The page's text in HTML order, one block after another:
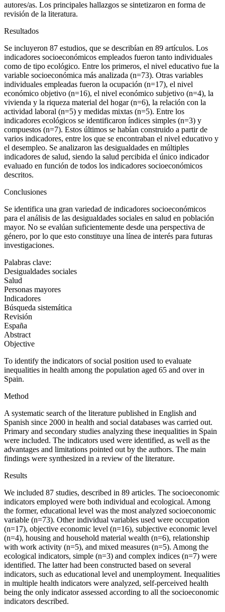
autores/as. Los principales hallazgos se sintetizaron en forma de
revisión de la literatura.
Resultados
Se incluyeron 87 estudios, que se describían en 89 artículos. Los
indicadores socioeconómicos empleados fueron tanto individuales
como de tipo ecológico. Entre los primeros, el nivel educativo fue la
variable socioeconómica más analizada (n=73). Otras variables
individuales empleadas fueron la ocupación (n=17), el nivel
económico objetivo (n=16), el nivel económico subjetivo (n=4), la
vivienda y la riqueza material del hogar (n=6), la relación con la
actividad laboral (n=5) y medidas mixtas (n=5). Entre los
indicadores ecológicos se identificaron índices simples (n=3) y
compuestos (n=7). Estos últimos se habían construido a partir de
varios indicadores, entre los que se encontraban el nivel educativo y
el desempleo. Se analizaron las desigualdades en múltiples
indicadores de salud, siendo la salud percibida el único indicador
evaluado en función de todos los indicadores socioeconómicos
descritos.
Conclusiones
Se identifica una gran variedad de indicadores socioeconómicos
para el análisis de las desigualdades sociales en salud en población
mayor. No se evalúan suficientemente desde una perspectiva de
género, por lo que esto constituye una línea de interés para futuras
investigaciones.
Palabras clave:
Desigualdades sociales
Salud
Personas mayores
Indicadores
Búsqueda sistemática
Revisión
España
Abstract
Objective
To identify the indicators of social position used to evaluate
inequalities in health among the population aged 65 and over in
Spain.
Method
A systematic search of the literature published in English and
Spanish since 2000 in health and social databases was carried out.
Primary and secondary studies analyzing these inequalities in Spain
were included. The indicators used were identified, as well as the
advantages and limitations pointed out by the authors. The main
findings were synthesized in a review of the literature.
Results
We included 87 studies, described in 89 articles. The socioeconomic
indicators employed were both individual and ecological. Among
the former, educational level was the most analyzed socioeconomic
variable (n=73). Other individual variables used were occupation
(n=17), objective economic level (n=16), subjective economic level
(n=4), housing and household material wealth (n=6), relationship
with work activity (n=5), and mixed measures (n=5). Among the
ecological indicators, simple (n=3) and complex indices (n=7) were
identified. The latter had been constructed based on several
indicators, such as educational level and unemployment. Inequalities
in multiple health indicators were analyzed, self-perceived health
being the only indicator assessed according to all the socioeconomic
indicators described.